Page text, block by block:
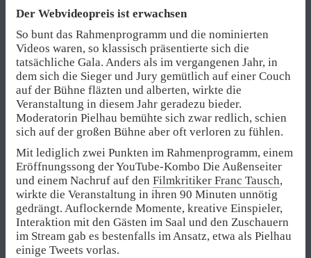
Der Webvideopreis ist erwachsen
So bunt das Rahmenprogramm und die nominierten
Videos waren, so klassisch präsentierte sich die
tatsächliche Gala. Anders als im vergangenen Jahr, in
dem sich die Sieger und Jury gemütlich auf einer Couch
auf der Bühne fläzten und alberten, wirkte die
Veranstaltung in diesem Jahr geradezu bieder.
Moderatorin Pielhau bemühte sich zwar redlich, schien
sich auf der großen Bühne aber oft verloren zu fühlen.
Mit lediglich zwei Punkten im Rahmenprogramm, einem
Eröffnungssong der YouTube-Kombo Die Außenseiter
und einem Nachruf auf den Filmkritiker Franc Tausch,
wirkte die Veranstaltung in ihren 90 Minuten unnötig
gedrängt. Auflockernde Momente, kreative Einspieler,
Interaktion mit den Gästen im Saal und den Zuschauern
im Stream gab es bestenfalls im Ansatz, etwa als Pielhau
einige Tweets vorlas.